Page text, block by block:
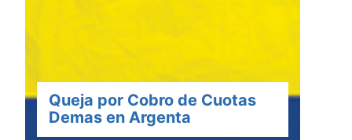
Queja por Cobro de Cuotas
Demas en Argenta